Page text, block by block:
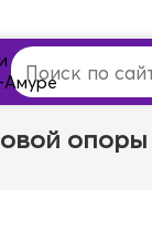
опоры